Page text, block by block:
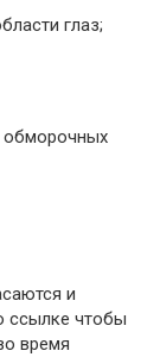
глаз;
обморочных
и
ссылке чтобы
время